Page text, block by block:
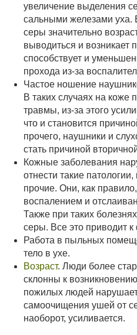
увеличение выделения
сальными железами уха.
серы значительно
выводиться и возникает
способствует и
прохода из-за
Частое ношение
В таких случаях на коже
травмы, из-за этого
что и становится
прочего, наушники и
стать причиной
Кожные заболевания
отнести такие
прочие. Они, как
воспалением и
Также при таких
серы. Все это приводит
Работа в пыльных
тело в ухе.
Возраст. Люди более
склонны к
пожилых людей
самоочищения ушей от
наоборот, усиливается.